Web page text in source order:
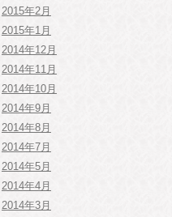
2015年2月
2015年1月
2014年12月
2014年11月
2014年10月
2014年9月
2014年8月
2014年7月
2014年5月
2014年4月
2014年3月